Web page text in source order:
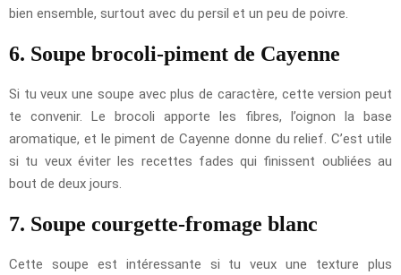
bien ensemble, surtout avec du persil et un peu de poivre.
6. Soupe brocoli-piment de Cayenne
Si tu veux une soupe avec plus de caractère, cette version peut
te convenir. Le brocoli apporte les fibres, l’oignon la base
aromatique, et le piment de Cayenne donne du relief. C’est utile
si tu veux éviter les recettes fades qui finissent oubliées au
bout de deux jours.
7. Soupe courgette-fromage blanc
Cette soupe est intéressante si tu veux une texture plus